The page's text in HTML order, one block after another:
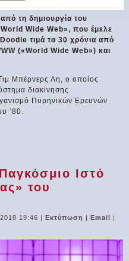
τη δημιουργία του
Wide Web», που έμελε
τιμά τα 30 χρόνια από
(«World Wide Web») και
Μπέρνερς Λη, ο οποίος
διακίνησης
Πυρηνικών Ερευνών
‘80.
Ιστό
του
19:46 |Εκτύπωση |Email |